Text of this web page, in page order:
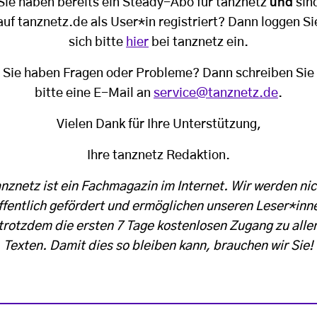
haben bereits ein Steady-Abo für tanznetz und
tanznetz.de als User*in registriert? Dann loggen
sich bitte hier bei tanznetz ein.
Sie haben Fragen oder Probleme? Dann schreiben Sie
bitte eine E-Mail an service@tanznetz.de.
Vielen Dank für Ihre Unterstützung,
Ihre tanznetz Redaktion.
ist ein Fachmagazin im Internet. Wir werden
gefördert und ermöglichen unseren
die ersten 7 Tage kostenlosen Zugang zu
Texten. Damit dies so bleiben kann, brauchen wir Sie!